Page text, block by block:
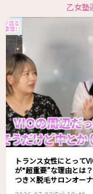
乙女塾
トランス女性にとって
が“超重要”な理由とは
つき×脱毛サロンオー